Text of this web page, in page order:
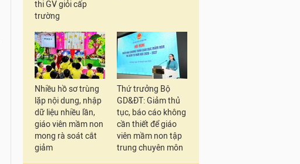
thi GV giỏi cấp
trường
Nhiều hồ sơ trùng
lặp nội dung, nhập
dữ liệu nhiều lần,
giáo viên mầm non
mong rà soát cắt
giảm
Thứ trưởng Bộ
GD&ĐT: Giảm thủ
tục, báo cáo không
cần thiết để giáo
viên mầm non tập
trung chuyên môn